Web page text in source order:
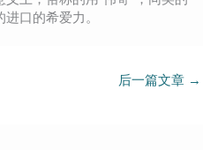
口的希爱力。
后一篇文章 →